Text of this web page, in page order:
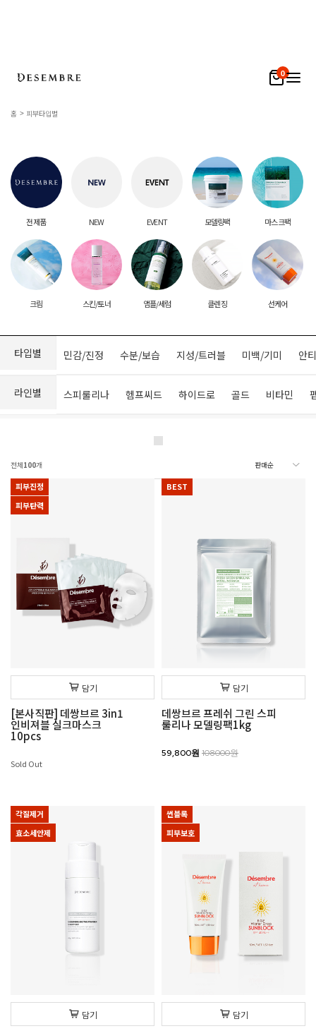
0
홈 피부타입별
전 제품 NEW EVENT 모델링팩 마스크팩
크림 스킨/토너 앰플/세럼 클렌징 선케어
타입별 민감/진정 수분/보습 지성/트러블 미백/기미 안
라인별 스피룰리나 헴프씨드 하이드로 골드 비타민
전체100개
피부진정
피부탄력
담기
[본사직판] 데쌍브르 3in1
인비져블 실크마스크
10pcs
Sold Out
BEST
담기
데쌍브르 프레쉬 그린 스피
룰리나 모델링팩1kg
59,800원 108000원
각질제거
효소세안제
담기
썬블록
피부보호
담기